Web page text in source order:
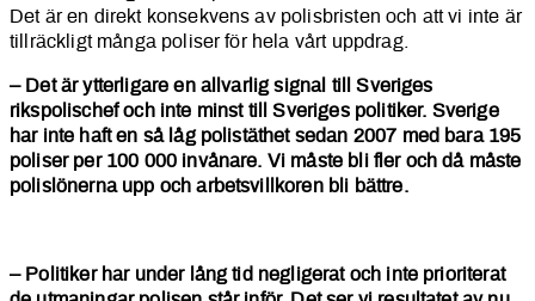
Det är en direkt konsekvens av polisbristen och att vi inte är
tillräckligt många poliser för hela vårt uppdrag.
– Det är ytterligare en allvarlig signal till Sveriges
rikspolischef och inte minst till Sveriges politiker. Sverige
har inte haft en så låg polistäthet sedan 2007 med bara 195
poliser per 100 000 invånare. Vi måste bli fler och då måste
polislönerna upp och arbetsvillkoren bli bättre.
– Politiker har under lång tid negligerat och inte prioriterat